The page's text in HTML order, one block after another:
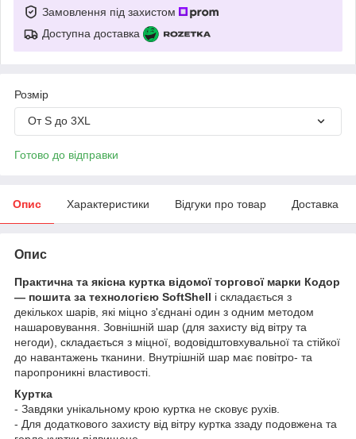
Замовлення під захистом
Доступна доставка
Розмір
От S до 3XL
Готово до відправки
Опис Характеристики Відгуки про товар Доставка
Опис
Практична та якісна куртка відомої торгової марки Кодор
— пошита за технологією SoftShell і складається з
декількох шарів, які міцно з'єднані один з одним методом
нашаровування. Зовнішній шар (для захисту від вітру та
негоди), складається з міцної, водовідштовхувальної та стійкої
до навантажень тканини. Внутрішній шар має повітро- та
паропроникні властивості.
Куртка
- Завдяки унікальному крою куртка не сковує рухів.
- Для додаткового захисту від вітру куртка ззаду подовжена та